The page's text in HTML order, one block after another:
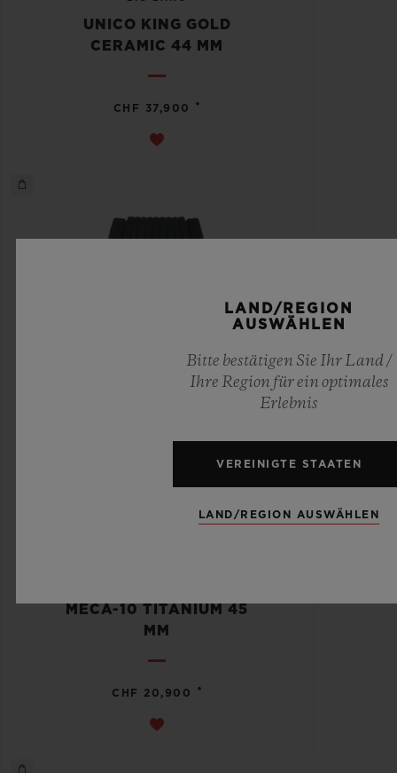
UNICO KING GOLD
CERAMIC 44 MM
CHF 37,900 •
MECA-10 TITANIUM 45
MM
CHF 20,900 •
LAND/REGION
AUSWÄHLEN
Bitte bestätigen Sie Ihr Land /
Ihre Region für ein optimales
Erlebnis
VEREINIGTE STAATEN
LAND/REGION AUSWÄHLEN